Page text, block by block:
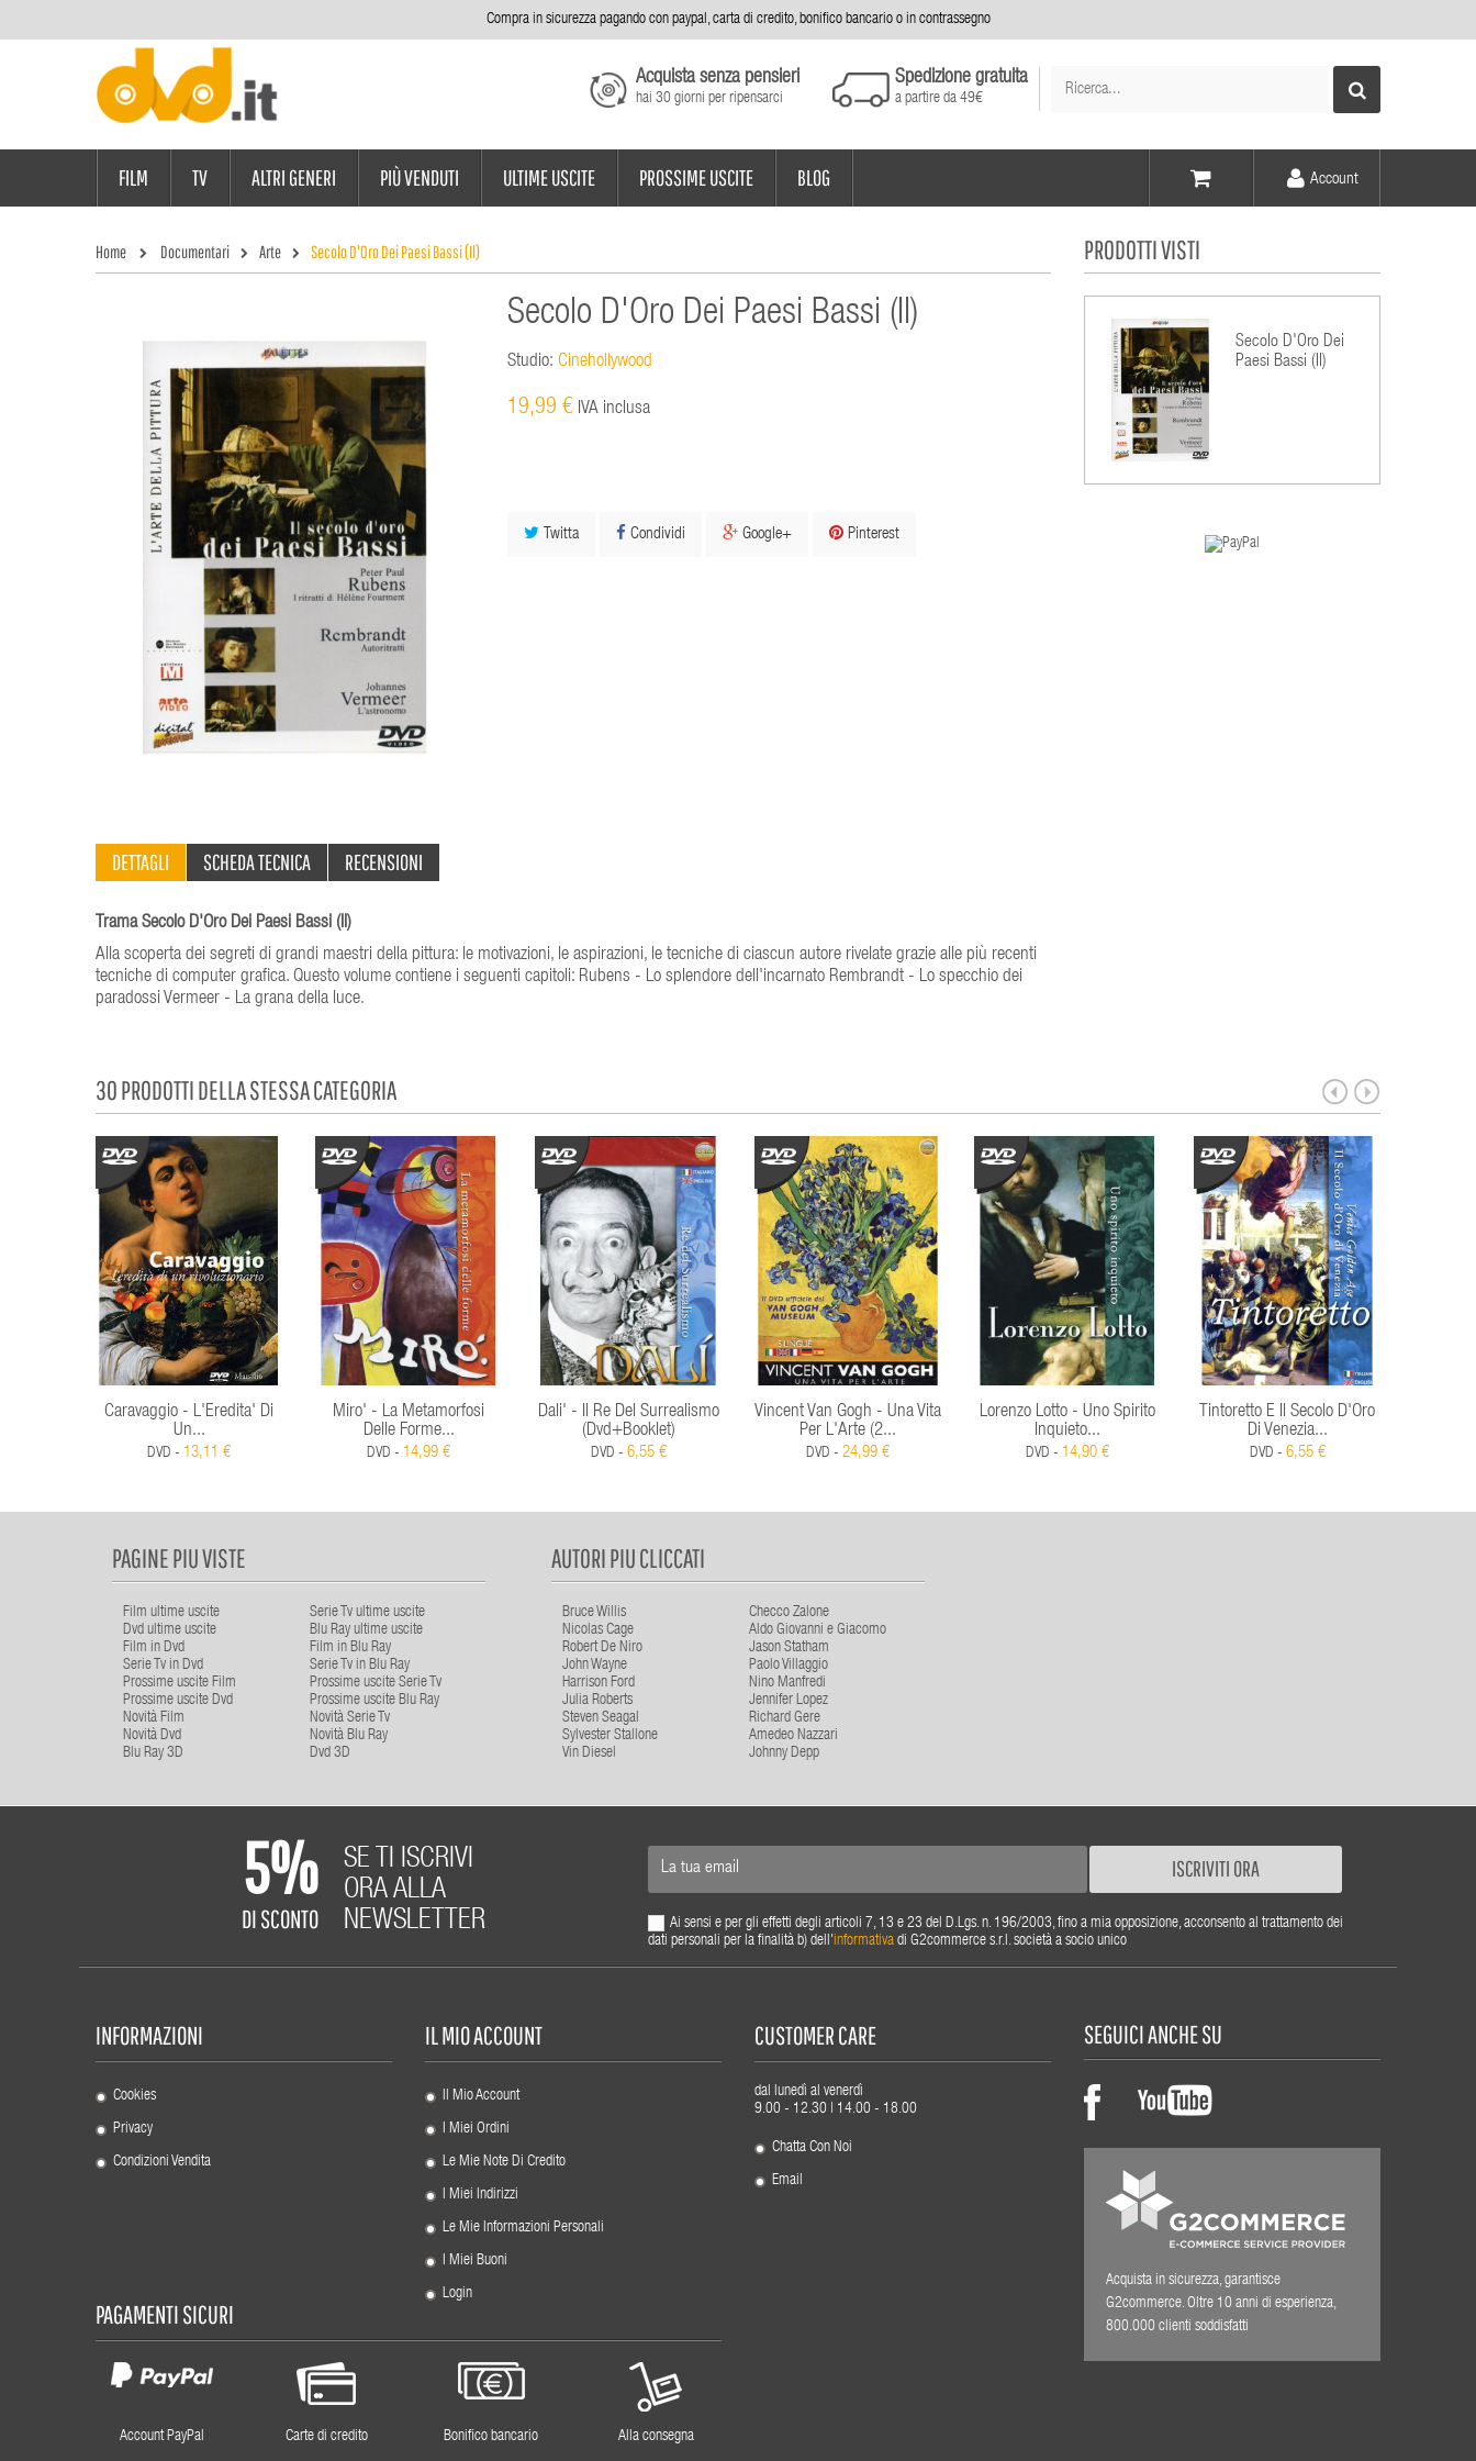
Compra in sicurezza pagando con paypal, carta di credito, bonifico bancario o in contrassegno
Elementi -
Acquista senza pensieri
hai 30 giorni per ripensarci
Spedizione gratuita
a partire da 49€
Account
FILM TV ALTRI GENERI PIÙ VENDUTI ULTIME USCITE PROSSIME USCITE BLOG
Home Documentari Arte Secolo D'Oro Dei Paesi Bassi (Il)
Secolo D'Oro Dei Paesi Bassi (Il)
Studio: Cinehollywood
19,99 € IVA inclusa
Twitta Condividi Google+ Pinterest
DETTAGLI SCHEDA TECNICA RECENSIONI
Trama Secolo D'Oro Dei Paesi Bassi (Il)
Alla scoperta dei segreti di grandi maestri della pittura: le motivazioni, le aspirazioni, le tecniche di ciascun autore rivelate grazie alle più recenti
tecniche di computer grafica. Questo volume contiene i seguenti capitoli: Rubens - Lo splendore dell'incarnato Rembrandt - Lo specchio dei
paradossi Vermeer - La grana della luce.
PRODOTTI VISTI
Secolo D'Oro Dei
Paesi Bassi (Il)
30 PRODOTTI DELLA STESSA CATEGORIA
Caravaggio - L'Eredita' Di
Un...
DVD - 13,11 €
Miro' - La Metamorfosi
Delle Forme...
DVD - 14,99 €
Dali' - Il Re Del Surrealismo
(Dvd+Booklet)
DVD - 6,55 €
Vincent Van Gogh - Una Vita
Per L'Arte (2...
DVD - 24,99 €
Lorenzo Lotto - Uno Spirito
Inquieto...
DVD - 14,90 €
Tintoretto E Il Secolo D'Oro
Di Venezia...
DVD - 6,55 €
PAGINE PIU VISTE
Film ultime uscite
Serie Tv ultime uscite
Dvd ultime uscite
Blu Ray ultime uscite
Film in Dvd
Film in Blu Ray
Serie Tv in Dvd
Serie Tv in Blu Ray
Prossime uscite Film
Prossime uscite Serie Tv
Prossime uscite Dvd
Prossime uscite Blu Ray
Novità Film
Novità Serie Tv
Novità Dvd
Novità Blu Ray
Blu Ray 3D
Dvd 3D
AUTORI PIU CLICCATI
Bruce Willis
Checco Zalone
Nicolas Cage
Aldo Giovanni e Giacomo
Robert De Niro
Jason Statham
John Wayne
Paolo Villaggio
Harrison Ford
Nino Manfredi
Julia Roberts
Jennifer Lopez
Steven Seagal
Richard Gere
Sylvester Stallone
Amedeo Nazzari
Vin Diesel
Johnny Depp
5%
DI SCONTO
SE TI ISCRIVI
ORA ALLA
NEWSLETTER
ISCRIVITI ORA
Ai sensi e per gli effetti degli articoli 7, 13 e 23 del D.Lgs. n. 196/2003, fino a mia opposizione, acconsento al trattamento dei
dati personali per la finalità b) dell'informativadi G2commerce s.r.l. società a socio unico
INFORMAZIONI
Cookies
Privacy
Condizioni Vendita
IL MIO ACCOUNT
Il Mio Account
I Miei Ordini
Le Mie Note Di Credito
I Miei Indirizzi
Le Mie Informazioni Personali
I Miei Buoni
Login
CUSTOMER CARE
dal lunedì al venerdì
9.00 - 12.30 | 14.00 - 18.00
Chatta Con Noi
Email
SEGUICI ANCHE SU
Acquista in sicurezza, garantisce
G2commerce. Oltre 10 anni di esperienza,
800.000 clienti soddisfatti
PAGAMENTI SICURI
Account PayPal Carte di credito Bonifico bancario Alla consegna